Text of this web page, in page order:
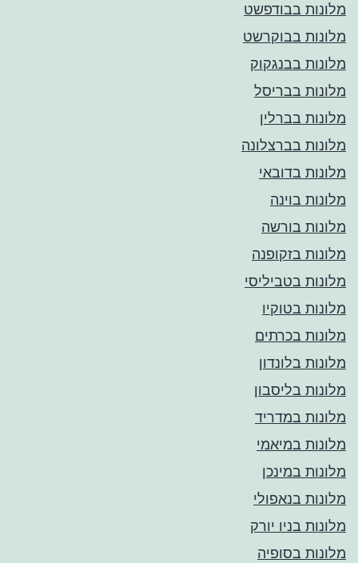
מלונות בבודפשט
מלונות בבוקרשט
מלונות בבנגקוק
מלונות בבריסל
מלונות בברלין
מלונות בברצלונה
מלונות בדובאי
מלונות בוינה
מלונות בורשה
מלונות בזקופנה
מלונות בטביליסי
מלונות בטוקיו
מלונות בכרתים
מלונות בלונדון
מלונות בליסבון
מלונות במדריד
מלונות במיאמי
מלונות במינכן
מלונות בנאפולי
מלונות בניו יורק
מלונות בסופיה